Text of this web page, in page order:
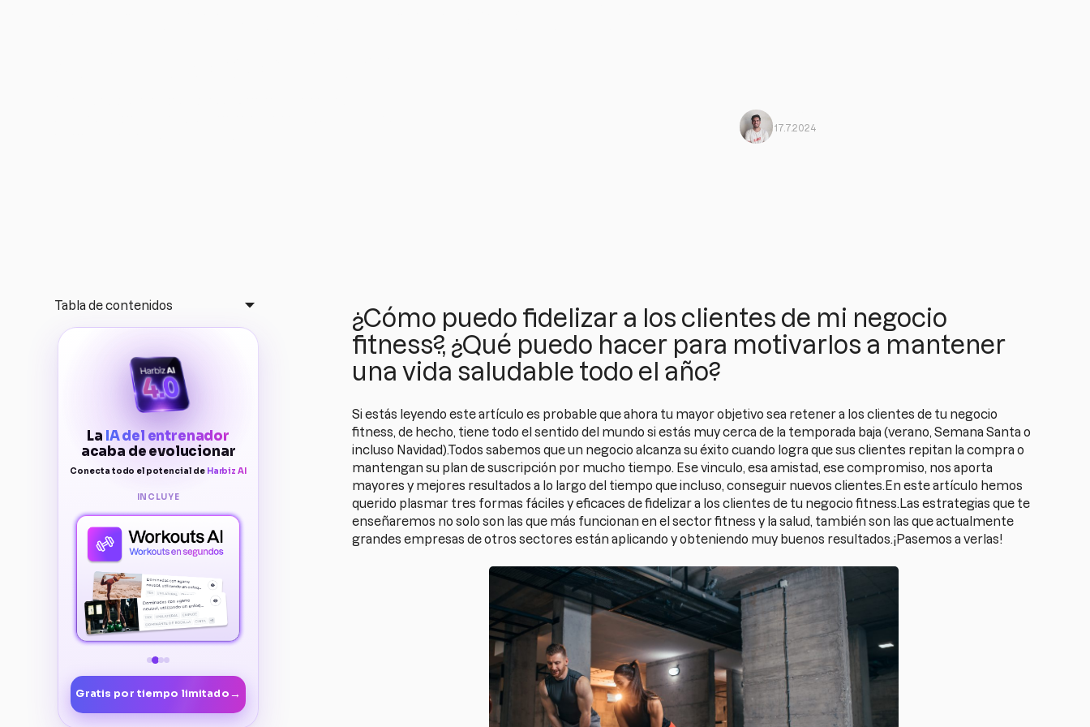
17.7.2024
Tabla de contenidos
La IA del entrenador
acaba de evolucionar
Conecta todo el potencial de Harbiz AI
INCLUYE
Gratis por tiempo limitado→
¿Cómo puedo fidelizar a los clientes de mi negocio
fitness?, ¿Qué puedo hacer para motivarlos a mantener
una vida saludable todo el año?
Si estás leyendo este artículo es probable que ahora tu mayor objetivo sea retener a los clientes de tu negocio
fitness, de hecho, tiene todo el sentido del mundo si estás muy cerca de la temporada baja (verano, Semana Santa o
incluso Navidad).Todos sabemos que un negocio alcanza su éxito cuando logra que sus clientes repitan la compra o
mantengan su plan de suscripción por mucho tiempo. Ese vinculo, esa amistad, ese compromiso, nos aporta
mayores y mejores resultados a lo largo del tiempo que incluso, conseguir nuevos clientes.En este artículo hemos
querido plasmar tres formas fáciles y eficaces de fidelizar a los clientes de tu negocio fitness.Las estrategias que te
enseñaremos no solo son las que más funcionan en el sector fitness y la salud, también son las que actualmente
grandes empresas de otros sectores están aplicando y obteniendo muy buenos resultados.¡Pasemos a verlas!